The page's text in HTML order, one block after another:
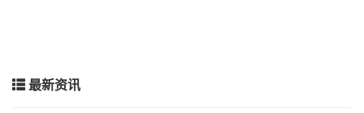
最新资讯